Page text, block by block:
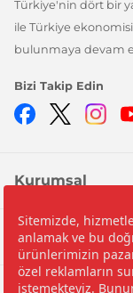
Türkiye'nin dört bir
ile Türkiye
bulunmaya devam
Bizi Takip Edin
Facebook
Twitter
Kurumsal
Nedir?